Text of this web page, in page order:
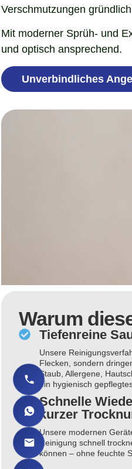
Verschmutzungen
Mit moderner Sprüh- und
und optisch ansprechend.
Unverbindliches
Warum
Tiefenreine
Unsere
Flecken, sondern
Staub, Allergene,
ein hygienisch
Schnelle
kurzer
Unsere modernen
Reinigung schnell
können – ohne feuchte